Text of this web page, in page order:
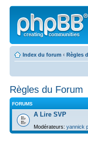
Index du forum ‹ Règles
Règles du Forum
FORUMS
A Lire SVP
Modérateurs: yannick